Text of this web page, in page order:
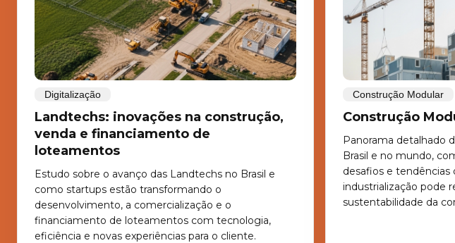
Digitalização
Landtechs: inovações na construção,
venda e financiamento de
loteamentos
Estudo sobre o avanço das Landtechs no Brasil e
como startups estão transformando o
desenvolvimento, a comercialização e o
financiamento de loteamentos com tecnologia,
eficiência e novas experiências para o cliente.
Construção Modular
Construção
Panorama detalhado
Brasil e no mundo,
desafios e
industrialização pode
sustentabilidade da